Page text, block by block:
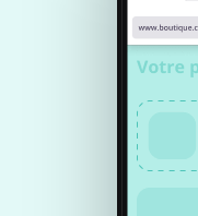
Animaux
Services & Voitures